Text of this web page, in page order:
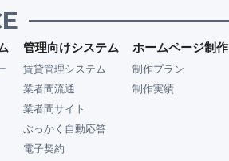
管理向けシステム
賃貸管理システム
業者間流通
業者間サイト
ぶっかく自動応答
電子契約
ホームページ制作
制作プラン
制作実績